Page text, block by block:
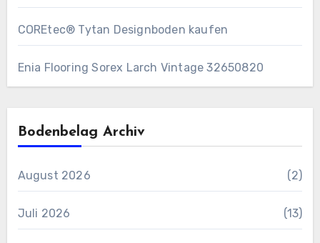
COREtec® Tytan Designboden kaufen
Enia Flooring Sorex ​Larch Vintage 32650820
Bodenbelag Archiv
August 2026 (2)
Juli 2026 (13)